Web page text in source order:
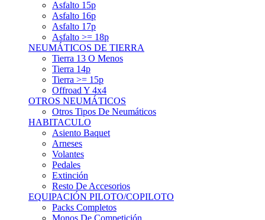
Asfalto 17p
Asfalto >= 18p
NEUMÁTICOS DE TIERRA
Tierra 13 O Menos
Tierra 14p
Tierra >= 15p
Offroad Y 4x4
OTROS NEUMÁTICOS
Otros Tipos De Neumáticos
HABITACULO
Asiento Baquet
Arneses
Volantes
Pedales
Extinción
Resto De Accesorios
EQUIPACIÓN PILOTO/COPILOTO
Packs Completos
Monos De Competición
Botines De Competición